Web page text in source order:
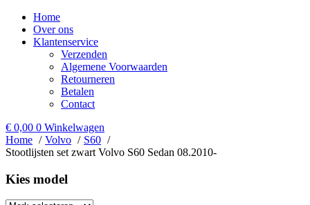
Home
Over ons
Klantenservice
Verzenden
Algemene Voorwaarden
Retourneren
Betalen
Contact
€ 0,00 0 Winkelwagen
Home
Volvo
S60
Stootlijsten set zwart Volvo S60 Sedan 08.2010-
Kies model​